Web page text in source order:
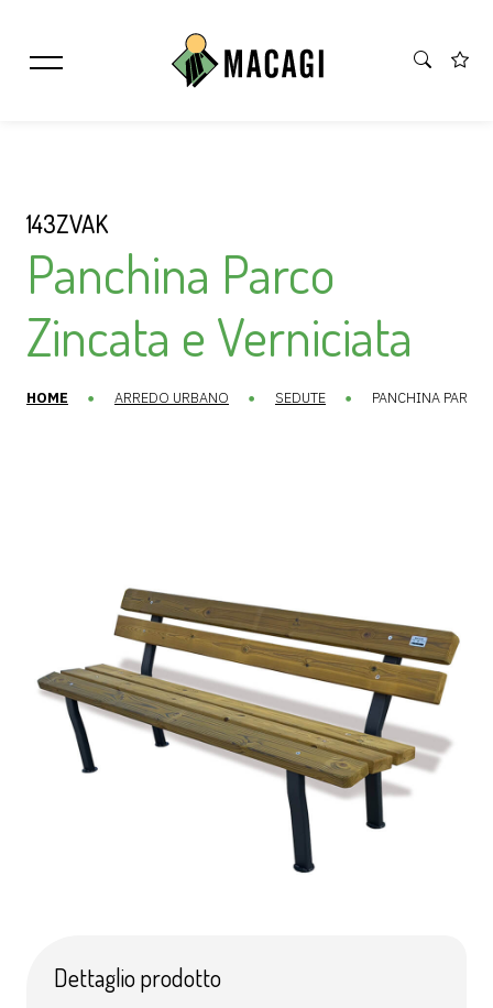
143ZVAK
Panchina Parco
Zincata e Verniciata
HOME ARREDO URBANO SEDUTE PANCHINA
Dettaglio prodotto